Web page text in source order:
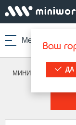
Меню Ваш
ДА
МИНИВОРКС ПРО /